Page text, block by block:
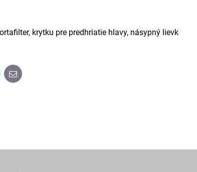
krytku pre predhriatie hlavy, násypný lievk
E-
mail